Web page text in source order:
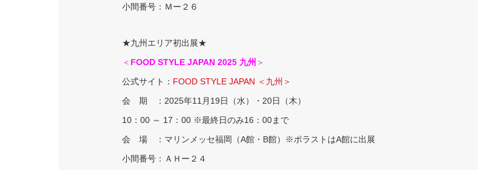
小間番号：Ｍー２６
★九州エリア初出展★
＜ FOOD STYLE JAPAN 2025 九州 ＞
公式サイト： FOOD STYLE JAPAN ＜九州＞
会 期 ：2025年11月19日（水）・20日（木）
10：00 ～ 17：00 ※最終日のみ16：00まで
会 場 ：マリンメッセ福岡（A館・B館）※ポラストはA館に出展
小間番号：ＡＨー２４